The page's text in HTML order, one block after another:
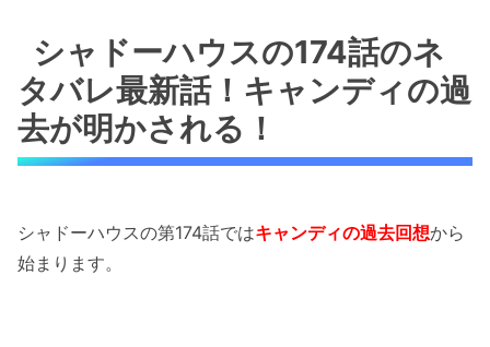
ャンディの過去が明かされる！
シャドーハウスの174話のネタバレ最新話！キ
ャンディは早くからシャドーハウスの正体に気
づいていた！
ャンディがシャドーを支配！？
シャドーハウスの174話のネタバレ最新話！オ
シャドーハウスの174話のネ
タバレ最新話！キャンディの過
去が明かされる！
シャドーハウスの第174話ではキャンディの過去回想から
始まります。